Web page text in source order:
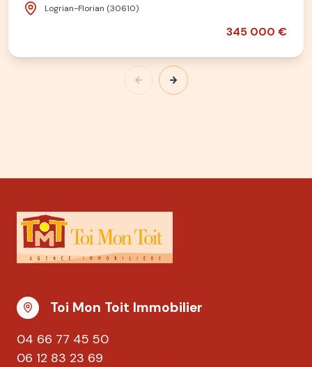
Logrian-Florian (30610)
345 000 €
Toi Mon Toit Immobilier
04 66 77 45 50
06 12 83 23 69